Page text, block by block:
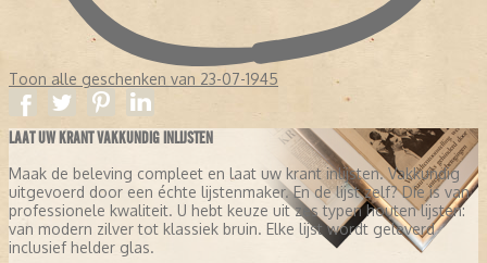
Toon alle geschenken van 23-07-1945
LAAT UW KRANT VAKKUNDIG INLIJSTEN
Maak de beleving compleet en laat uw krant inlijsten. Vakkundig
uitgevoerd door een échte lijstenmaker. En de lijst zelf? Die is van
professionele kwaliteit. U hebt keuze uit zes typen houten lijsten:
van modern zilver tot klassiek bruin. Elke lijst wordt geleverd
inclusief helder glas.